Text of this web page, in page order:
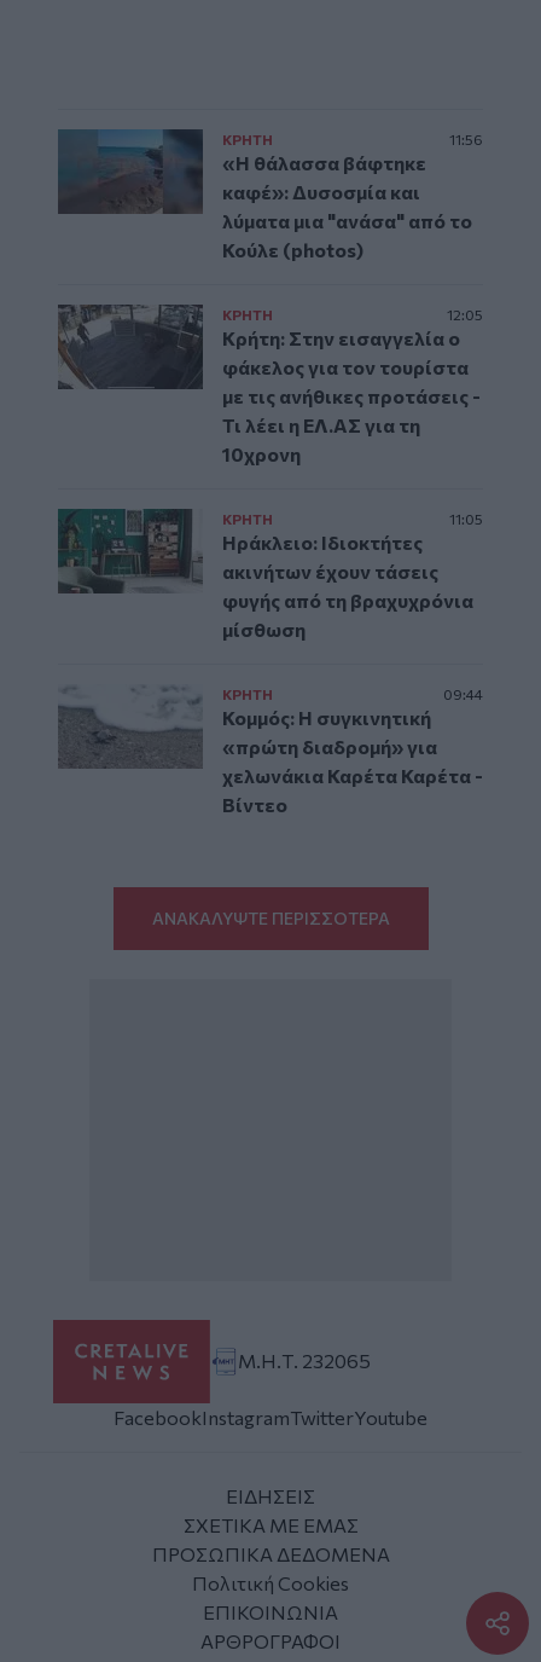
ΚΡΗΤΗ 11:56
«Η θάλασσα βάφτηκε
καφέ»: Δυσοσμία και
λύματα μια "ανάσα" από το
Κούλε (photos)
ΚΡΗΤΗ 12:05
Κρήτη: Στην εισαγγελία ο
φάκελος για τον τουρίστα
με τις ανήθικες προτάσεις -
Τι λέει η ΕΛ.ΑΣ για τη
10χρονη
ΚΡΗΤΗ 11:05
Ηράκλειο: Ιδιοκτήτες
ακινήτων έχουν τάσεις
φυγής από τη βραχυχρόνια
μίσθωση
ΚΡΗΤΗ 09:44
Κομμός: Η συγκινητική
«πρώτη διαδρομή» για
χελωνάκια Καρέτα Καρέτα -
Βίντεο
ΑΝΑΚΑΛΥΨΤΕ ΠΕΡΙΣΣΟΤΕΡΑ
Μ.Η.Τ. 232065
FacebookInstagramTwitterYoutube
ΕΙΔΗΣΕΙΣ
ΣΧΕΤΙΚΑ ΜΕ ΕΜΑΣ
ΠΡΟΣΩΠΙΚΑ ΔΕΔΟΜΕΝΑ
Πολιτική Cookies
ΕΠΙΚΟΙΝΩΝΙΑ
ΑΡΘΡΟΓΡΑΦΟΙ